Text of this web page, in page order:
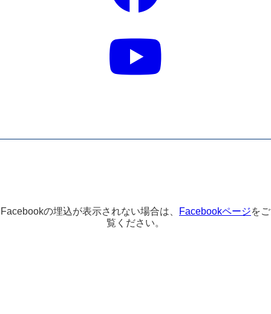
Facebookの埋込が表示されない場合は、 Facebookページをご
覧ください。